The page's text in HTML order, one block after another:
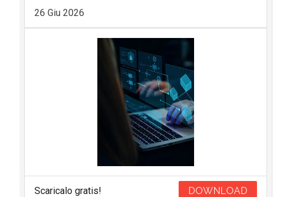
26 Giu 2026
Scaricalo gratis! DOWNLOAD